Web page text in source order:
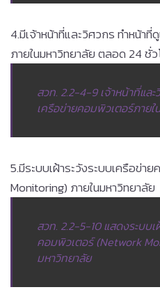
4.มีเจ้าหน้าที่และวิศวกร ทำหน้า
ภายในมหาวิทยาลัย ตลอด 24 ชั่ว
สวท. 2.2-4-9 เจ้าหน้าที่แล
เครือข่ายคอมพิวเตอร์ภาย
5.มีระบบเฝ้าระวังระบบเครือข่า
Monitoring) ภายในมหาวิทยาลัย
สวท. 2.2-5-10 แสดงระบบเ
คอมพิวเตอร์ (Network
มหาวิทยาลัย